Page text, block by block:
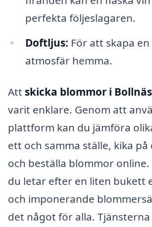
perfekta följeslagaren.
Doftljus: För att skapa en
atmosfär hemma.
Att skicka blommor i Bollnäs
varit enklare. Genom att
plattform kan du jämföra
ett och samma ställe, kika
och beställa blommor
du letar efter en liten bukett
och imponerande
det något för alla.